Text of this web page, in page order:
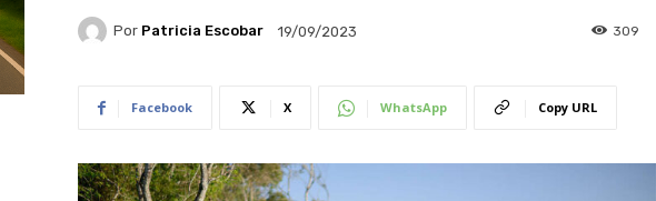
Por Patricia Escobar 19/09/2023 309
Facebook X WhatsApp Copy URL